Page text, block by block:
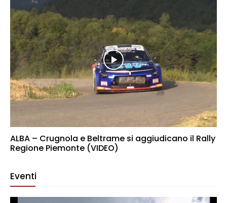
ALBA – Crugnola e Beltrame si aggiudicano il Rally
Regione Piemonte (VIDEO)
Eventi